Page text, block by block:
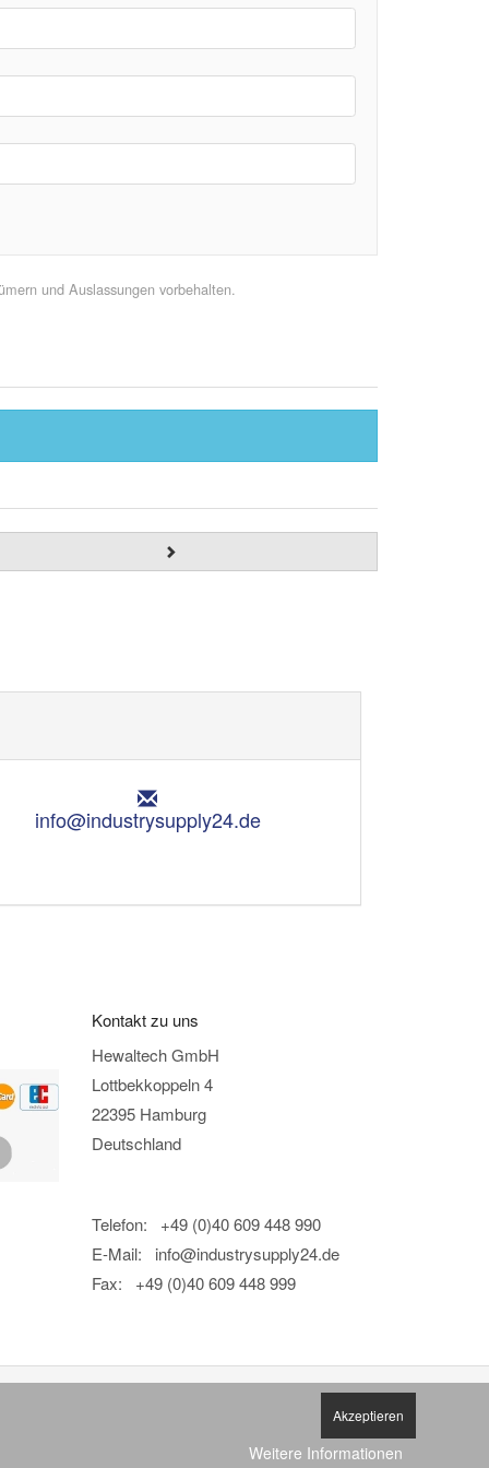
und Auslassungen vorbehalten.
E
m
:
info@industrysupply24.de
Kontakt zu uns
Hewaltech GmbH
Lottbekkoppeln 4
22395 Hamburg
Deutschland
Telefon: +49 (0)40 609 448 990
E-Mail: info@industrysupply24.de
Fax: +49 (0)40 609 448 999
Akzeptieren
Weitere Informationen